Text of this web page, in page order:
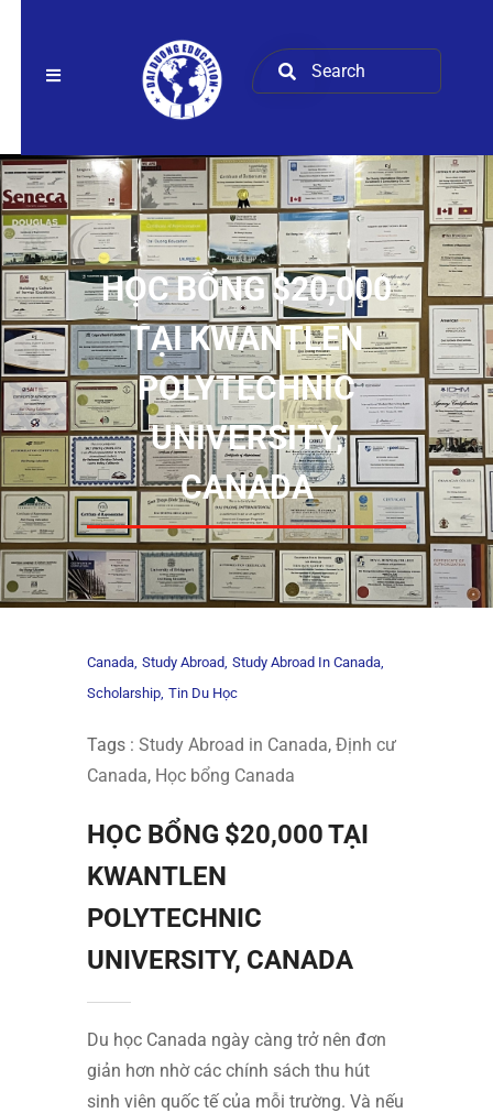
HỌC BỔNG $20,000
TẠI KWANTLEN
POLYTECHNIC
UNIVERSITY,
CANADA
Canada Study Abroad Study Abroad In Canada
Scholarship Tin Du Học
Tags : Study Abroad in Canada, Định cư
Canada, Học bổng Canada
HỌC BỔNG $20,000 TẠI
KWANTLEN
POLYTECHNIC
UNIVERSITY, CANADA
Du học Canada ngày càng trở nên đơn
giản hơn nhờ các chính sách thu hút
sinh viên quốc tế của mỗi trường. Và nếu